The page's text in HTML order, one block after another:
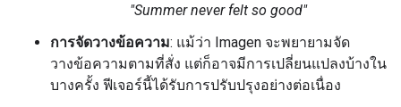
"Summer never felt so good"
การจัดวางข้อความ: แม้ว่า Imagen จะพยายามจัด
วางข้อความตามที่สั่ง แต่ก็อาจมีการเปลี่ยนแปลงบ้างใน
บางครั้ง ฟีเจอร์นี้ได้รับการปรับปรุงอย่างต่อเนื่อง